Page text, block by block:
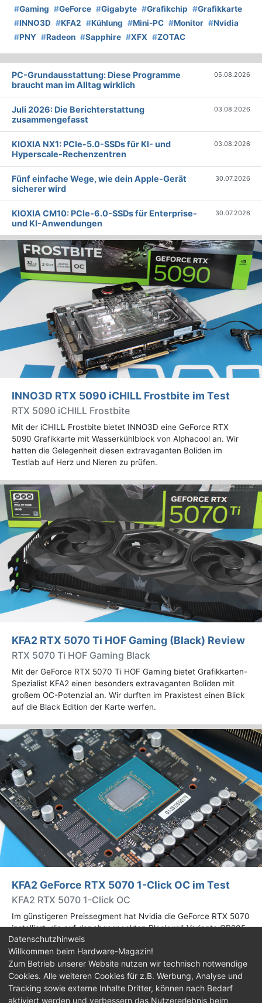
#Gaming #GeForce #Gigabyte #Grafikchip #Grafikkarte
#INNO3D #KFA2 #Kühlung #Mini-PC #Monitor #Nvidia
#PNY #Radeon #Sapphire #XFX #ZOTAC
PC-Grundausstattung: Diese Programme
braucht man im Alltag wirklich
05.08.2026
Juli 2026: Die Bericht­erstattung
zusammengefasst
03.08.2026
KIOXIA NX1: PCIe-5.0-SSDs für KI- und
Hyperscale-Rechenzentren
03.08.2026
Fünf einfache Wege, wie dein Apple-Gerät
sicherer wird
30.07.2026
KIOXIA CM10: PCIe-6.0-SSDs für Enterprise-
und KI-Anwendungen
30.07.2026
INNO3D RTX 5090 iCHILL Frostbite im Test
RTX 5090 iCHILL Frostbite
Mit der iCHILL Frostbite bietet INNO3D eine GeForce RTX
5090 Grafikkarte mit Wasserkühlblock von Alphacool an. Wir
hatten die Gelegenheit diesen extravaganten Boliden im
Testlab auf Herz und Nieren zu prüfen.
KFA2 RTX 5070 Ti HOF Gaming (Black) Review
RTX 5070 Ti HOF Gaming Black
Mit der GeForce RTX 5070 Ti HOF Gaming bietet Grafikkarten-
Spezialist KFA2 einen besonders extravaganten Boliden mit
großem OC-Potenzial an. Wir durften im Praxistest einen Blick
auf die Black Edition der Karte werfen.
KFA2 GeForce RTX 5070 1-Click OC im Test
KFA2 RTX 5070 1-Click OC
Im günstigeren Preissegment hat Nvidia die GeForce RTX 5070
installiert, die auf der abgespeckten Blackwell-Variante GB205
basiert. Wir haben uns ein Custom-Design von Hersteller KFA2
im Test genauer angesehen.
Impressum| Kontakt |Jobs |Datenschutz |
Consent‑Einstellungen |Haftungsausschluss
Datenschutzhinweis
Willkommen beim Hardware-Magazin!
Zum Betrieb unserer Website nutzen wir technisch notwendige
Cookies. Alle weiteren Cookies für z.B. Werbung, Analyse und
Tracking sowie externe Inhalte Dritter, können nach Bedarf
aktiviert werden und verbessern das Nutzererlebnis beim